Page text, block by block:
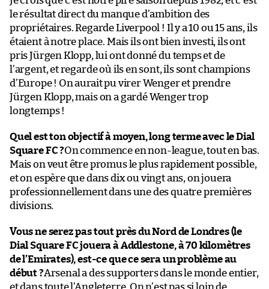
le résultat direct du manque d’ambition des
propriétaires. Regarde Liverpool ! Il y a 10 ou 15 ans, ils
étaient à notre place. Mais ils ont bien investi, ils ont
pris Jürgen Klopp, lui ont donné du temps et de
l’argent, et regarde où ils en sont, ils sont champions
d’Europe ! On aurait pu virer Wenger et prendre
Jürgen Klopp, mais on a gardé Wenger trop
longtemps !
Quel est ton objectif à moyen, long terme avec le Dial
Square FC ?On commence en non-league, tout en bas.
Mais on veut être promus le plus rapidement possible,
et on espère que dans dix ou vingt ans, on jouera
professionnellement dans une des quatre premières
divisions.
Vous ne serez pas tout près du Nord de Londres (le
Dial Square FC jouera à Addlestone, à 70 kilomètres
de l’Emirates), est-ce que ce sera un problème au
début ?Arsenal a des supporters dans le monde entier,
et dans toute l’Angleterre. On n’est pas si loin de